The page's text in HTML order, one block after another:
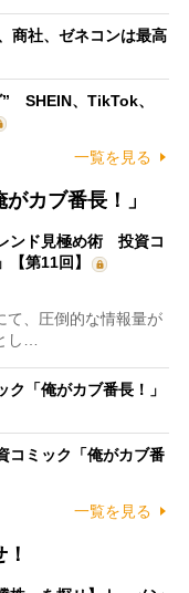
商社、ゼネコンは最高
SHEIN、TikTok、
一覧を見る
カブ番長！」
ンド見極め術 投資コ
【第11回】
、圧倒的な情報量が
し…
「俺がカブ番長！」
ミック「俺がカブ番
一覧を見る